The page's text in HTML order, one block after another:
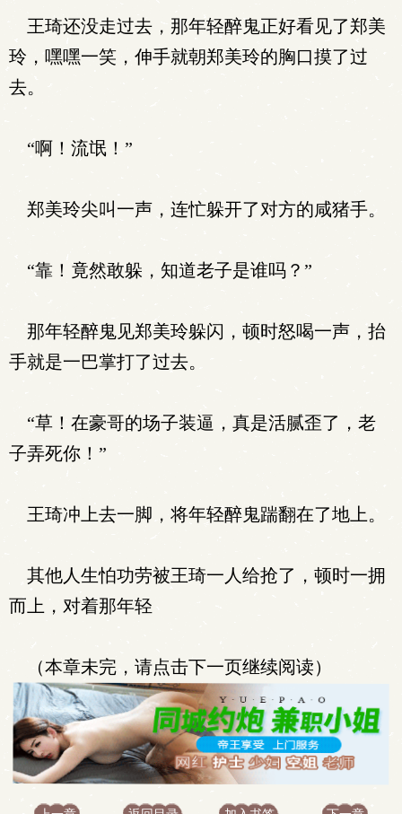
王琦还没走过去，那年轻醉鬼正好看见了郑美
玲，嘿嘿一笑，伸手就朝郑美玲的胸口摸了过
去。
“啊！流氓！”
郑美玲尖叫一声，连忙躲开了对方的咸猪手。
“靠！竟然敢躲，知道老子是谁吗？”
那年轻醉鬼见郑美玲躲闪，顿时怒喝一声，抬
手就是一巴掌打了过去。
“草！在豪哥的场子装逼，真是活腻歪了，老
子弄死你！”
王琦冲上去一脚，将年轻醉鬼踹翻在了地上。
其他人生怕功劳被王琦一人给抢了，顿时一拥
而上，对着那年轻
（本章未完，请点击下一页继续阅读）